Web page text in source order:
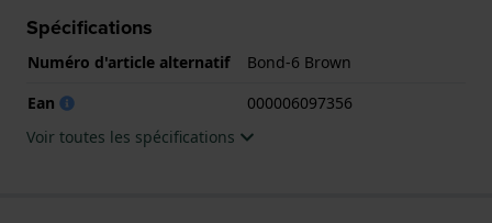
Spécifications
Numéro d'article alternatif
Bond-6 Brown
Ean
000006097356
Voir toutes les spécifications